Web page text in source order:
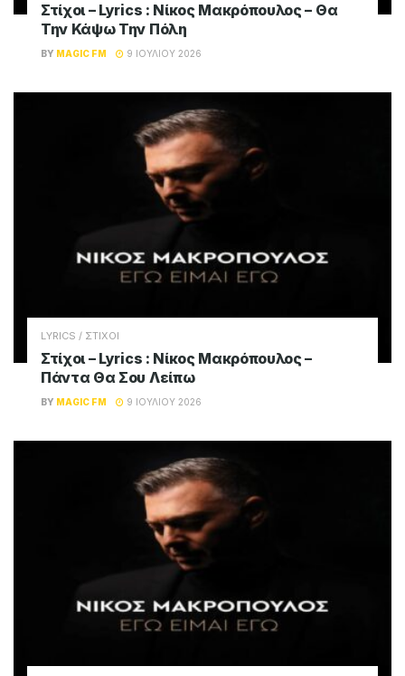
Στίχοι – Lyrics : Νίκος Μακρόπουλος – Θα
Την Κάψω Την Πόλη
BY MAGIC FM 9 ΙΟΥΛΊΟΥ 2026
LYRICS / ΣΤΙΧΟΙ
Στίχοι – Lyrics : Νίκος Μακρόπουλος –
Πάντα Θα Σου Λείπω
BY MAGIC FM 9 ΙΟΥΛΊΟΥ 2026